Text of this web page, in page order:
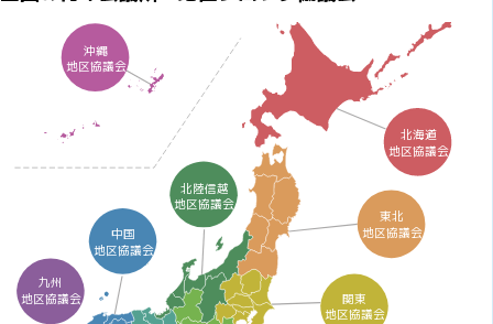
沖縄
地区協議会
九州
地区協議会
北海道
地区協議会
東北
地区協議会
中国
地区協議会
関東
地区協議会
北陸信越
地区協議会